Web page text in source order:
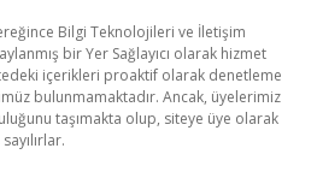
Bilgi Teknolojileri ve İletişim
bir Yer Sağlayıcı olarak hizmet
içerikleri proaktif olarak denetleme
bulunmamaktadır. Ancak, üyelerimiz
taşımakta olup, siteye üye olarak